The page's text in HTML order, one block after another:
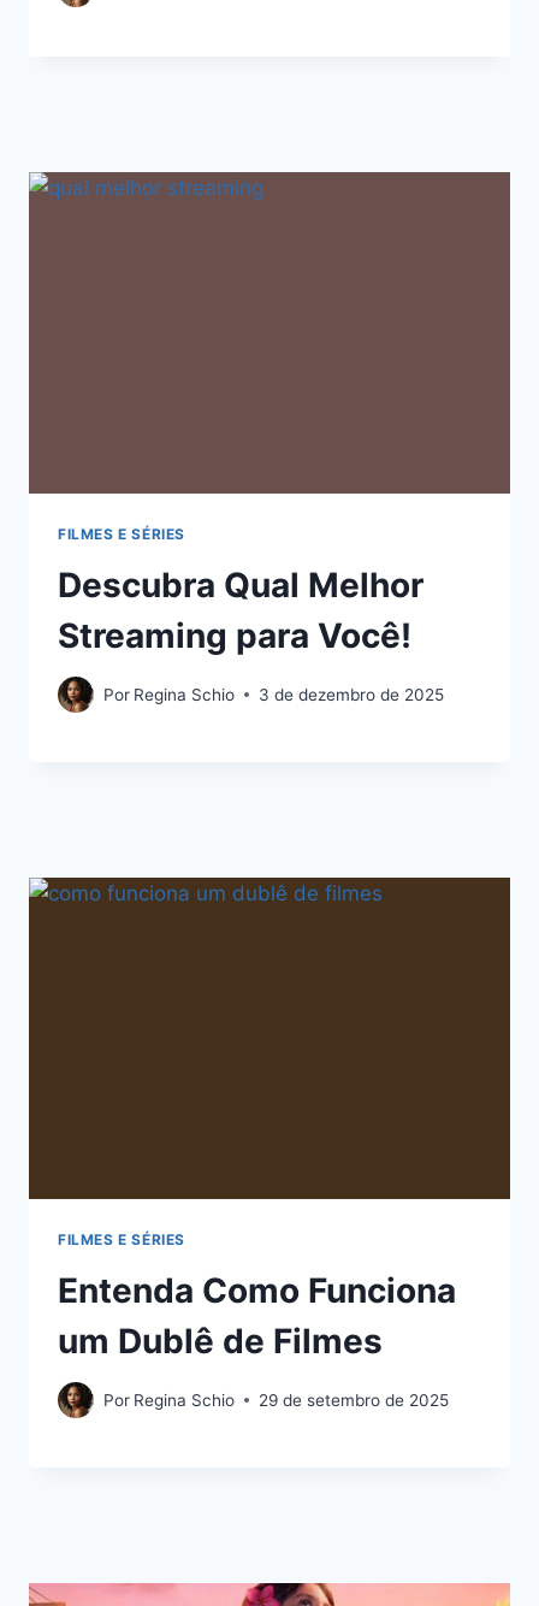
FILMES E SÉRIES
Descubra Qual Melhor
Streaming para Você!
Por Regina Schio 3 de dezembro de 2025
FILMES E SÉRIES
Entenda Como Funciona
um Dublê de Filmes
Por Regina Schio 29 de setembro de 2025